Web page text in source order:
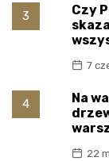
3
Czy
7
4
Na
22